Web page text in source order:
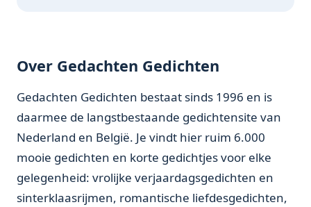
Over Gedachten Gedichten
Gedachten Gedichten bestaat sinds 1996 en is
daarmee de langstbestaande gedichtensite van
Nederland en België. Je vindt hier ruim 6.000
mooie gedichten en korte gedichtjes voor elke
gelegenheid: vrolijke verjaardagsgedichten en
sinterklaasrijmen, romantische liefdesgedichten,